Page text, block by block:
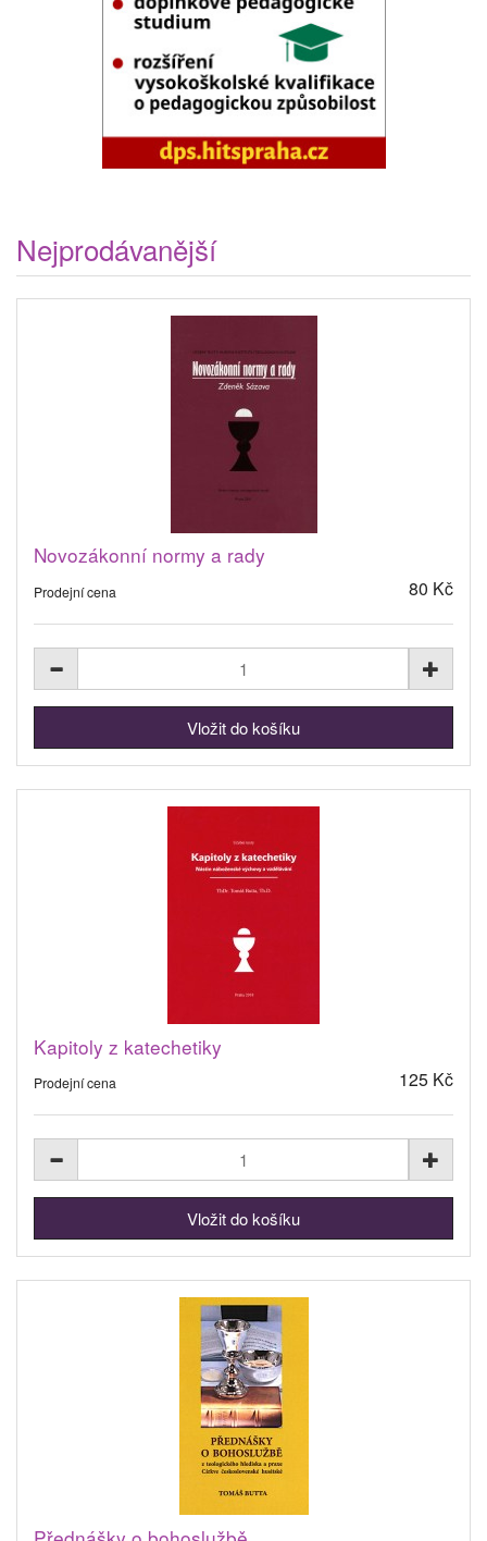
Nejprodávanější
Novozákonní normy a rady
Prodejní cena 80 Kč
Kapitoly z katechetiky
Prodejní cena 125 Kč